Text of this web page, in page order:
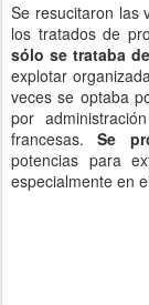
Se resucitaron las
los tratados de
sólo se trataba
explotar
veces se optaba
por
francesas.Se
potencias para
especialmente en